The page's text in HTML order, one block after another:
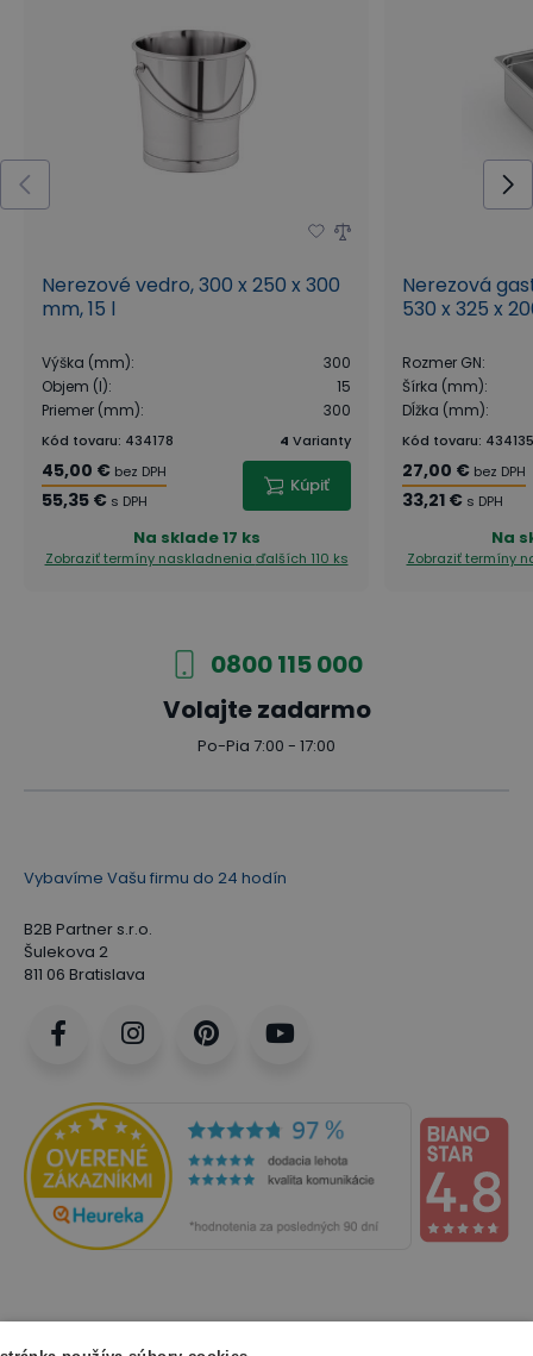
Nerezové vedro, 300 x 250 x 300
mm, 15 l
Výška (mm):
300
Objem (l):
15
Priemer (mm): 300
Kód tovaru: 434178 4 Varianty
45,00 € bez DPH
55,35 € s DPH
Kúpiť
Na sklade17 ks
Zobraziť termíny naskladnenia ďalších 110 ks
Nerezová
530 x 325 x
Rozmer GN:
Šírka (mm):
Dĺžka (mm):
Kód tovaru: 434135
27,00 € bez DPH
33,21 € s DPH
Na
Zobraziť termíny
0800 115 000
Volajte zadarmo
Po-Pia 7:00 - 17:00
Vybavíme Vašu firmu do 24 hodín
B2B Partner s.r.o.
Šulekova 2
811 06 Bratislava